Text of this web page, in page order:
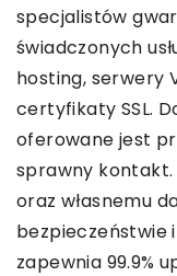
specjalistów
świadczonych
hosting, serwery
certyfikaty SSL.
oferowane jest
sprawny kontakt.
oraz własnemu
bezpieczeństwie
zapewnia 99.9%